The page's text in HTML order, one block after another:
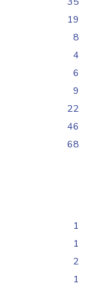
19
8
4
6
9
22
46
68
1
1
2
1